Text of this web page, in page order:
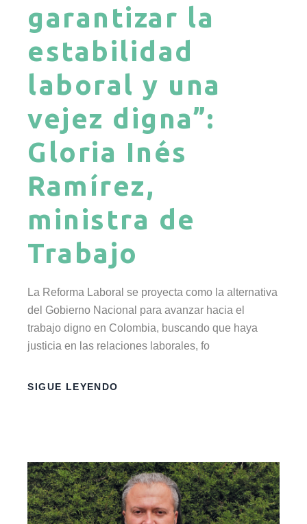
garantizar la
estabilidad
laboral y una
vejez digna”:
Gloria Inés
Ramírez,
ministra de
Trabajo
La Reforma Laboral se proyecta como la alternativa
del Gobierno Nacional para avanzar hacia el
trabajo digno en Colombia, buscando que haya
justicia en las relaciones laborales, fo
SIGUE LEYENDO